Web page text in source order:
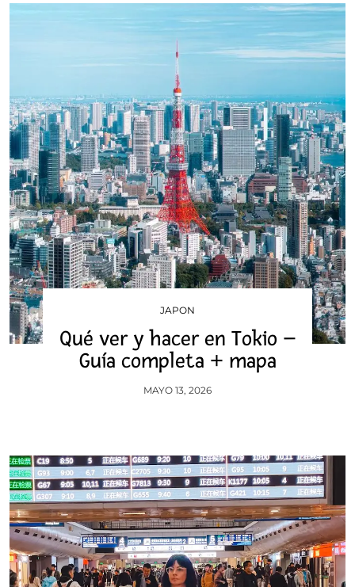
JAPON
Qué ver y hacer en Tokio –
Guía completa + mapa
MAYO 13, 2026